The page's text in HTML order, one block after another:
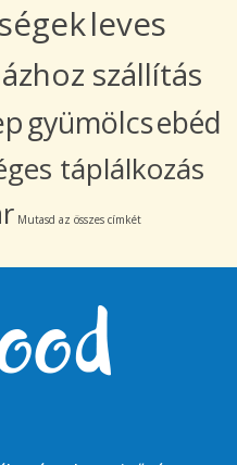
leves
szállítás
gyümölcsebéd
táplálkozás
Mutasd az összes címkét